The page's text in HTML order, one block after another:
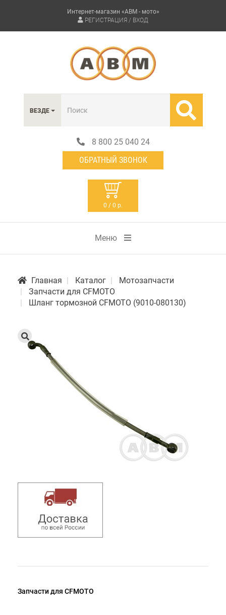
Интернет-магазин «АВМ - мото»
РЕГИСТРАЦИЯ / ВХОД
ВЕЗДЕ
8 800 25 040 24
ОБРАТНЫЙ ЗВОНОК
0 / 0 р.
Меню
Главная Каталог
Мотозапчасти
Запчасти для CFMOTO
Шланг тормозной CFMOTO (9010-080130)
Запчасти для CFMOTO